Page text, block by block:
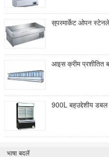
सुपरमार्केट ओपन
आइस क्रीम प्रशीतित
900L बहुउद्देशीय डबल
भाषा बदलें